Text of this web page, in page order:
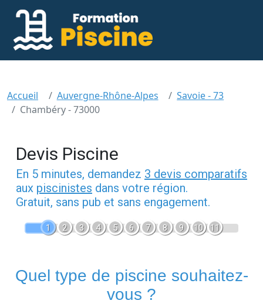
Accueil Auvergne-Rhône-Alpes
Savoie - 73
Chambéry - 73000
Devis Piscine
En 5 minutes, demandez 3 devis comparatifs
aux piscinistes dans votre région.
Gratuit, sans pub et sans engagement.
1 2 3 4 5 6 7 8 9 10 11
Quel type de piscine souhaitez-
vous ?